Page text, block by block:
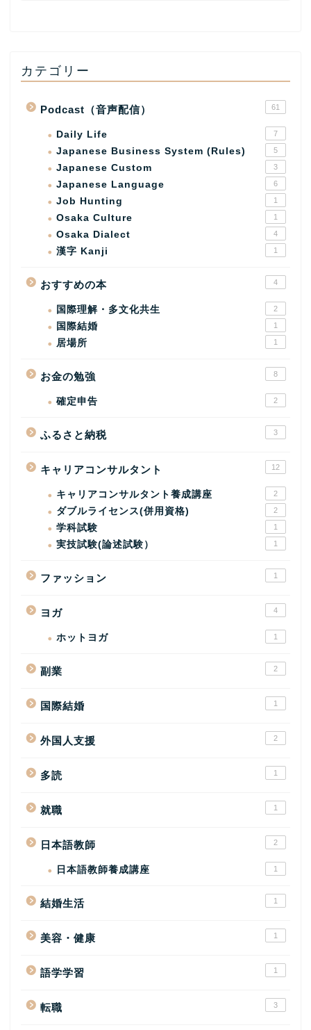
カテゴリー
Podcast（音声配信） 61
Daily Life 7
Japanese Business System (Rules) 5
Japanese Custom 3
Japanese Language 6
Job Hunting 1
Osaka Culture 1
Osaka Dialect 4
漢字 Kanji 1
おすすめの本 4
国際理解・多文化共生 2
国際結婚 1
居場所 1
お金の勉強 8
確定申告 2
ふるさと納税 3
キャリアコンサルタント 12
キャリアコンサルタント養成講座 2
ダブルライセンス(併用資格) 2
学科試験 1
実技試験(論述試験） 1
ファッション 1
ヨガ 4
ホットヨガ 1
副業 2
国際結婚 1
外国人支援 2
多読 1
就職 1
日本語教師 2
日本語教師養成講座 1
結婚生活 1
美容・健康 1
語学学習 1
転職 3